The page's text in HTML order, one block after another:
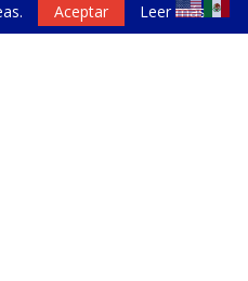
del Norte, Lila...
Aceptar Leer más